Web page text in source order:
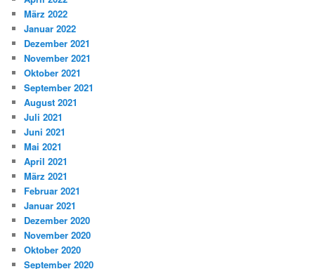
März 2022
Januar 2022
Dezember 2021
November 2021
Oktober 2021
September 2021
August 2021
Juli 2021
Juni 2021
Mai 2021
April 2021
März 2021
Februar 2021
Januar 2021
Dezember 2020
November 2020
Oktober 2020
September 2020